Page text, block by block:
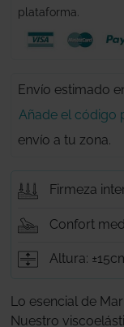
plataforma.
Envío estimado
Añade el código
envío a tu zona.
Firmeza
Confort
Altura:
Lo esencial de
Nuestro